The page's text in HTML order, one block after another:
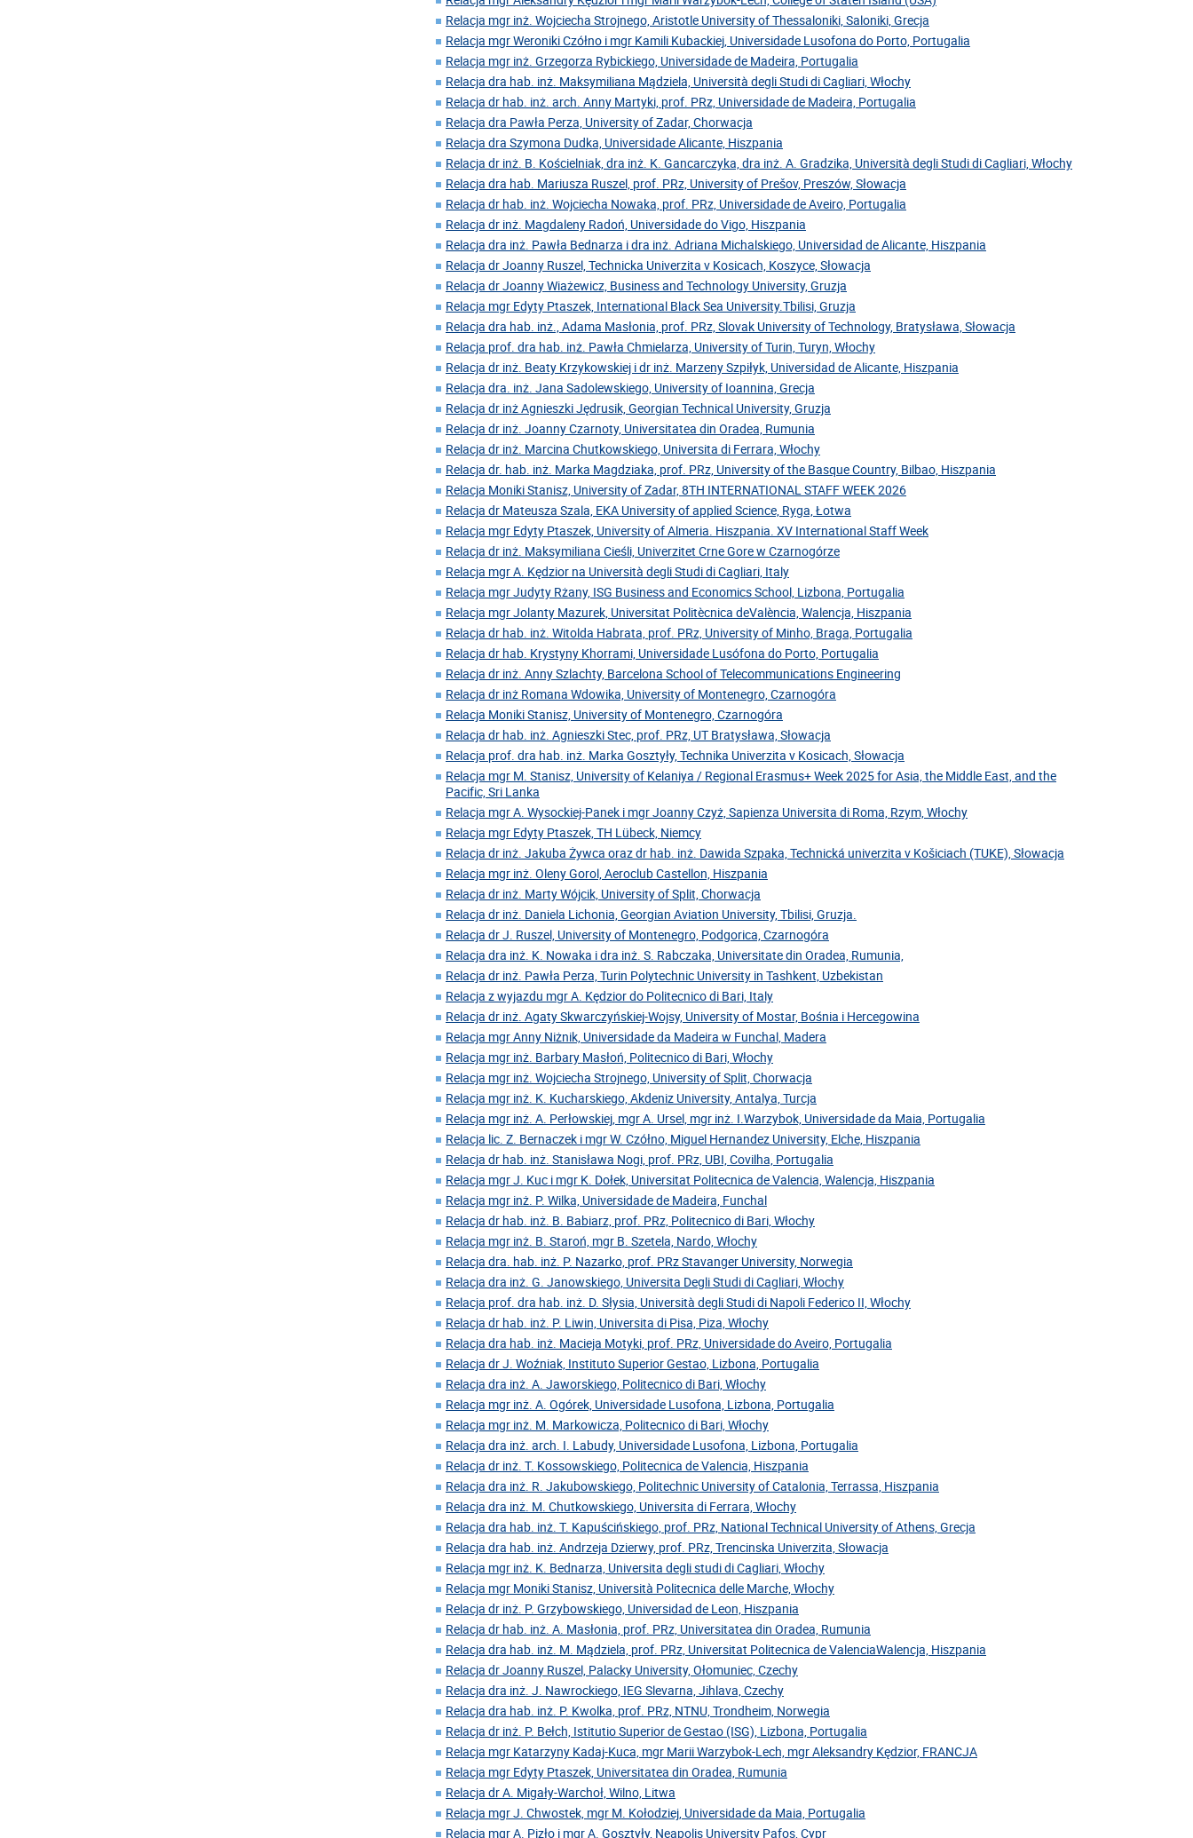
Relacja mgr inż. Wojciecha Strojnego, Aristotle University of Thessaloniki, Saloniki, Grecja
Relacja mgr Weroniki Czółno i mgr Kamili Kubackiej, Universidade Lusofona do Porto, Portugalia
Relacja mgr inż. Grzegorza Rybickiego, Universidade de Madeira, Portugalia
Relacja dra hab. inż. Maksymiliana Mądziela, Università degli Studi di Cagliari, Włochy
Relacja dr hab. inż. arch. Anny Martyki, prof. PRz, Universidade de Madeira, Portugalia
Relacja dra Pawła Perza, University of Zadar, Chorwacja
Relacja dra Szymona Dudka, Universidade Alicante, Hiszpania
Relacja dr inż. B. Kościelniak, dra inż. K. Gancarczyka, dra inż. A. Gradzika, Università degli Studi di Cagliari, Włochy
Relacja dra hab. Mariusza Ruszel, prof. PRz, University of Prešov, Preszów, Słowacja
Relacja dr hab. inż. Wojciecha Nowaka, prof. PRz, Universidade de Aveiro, Portugalia
Relacja dr inż. Magdaleny Radoń, Universidade do Vigo, Hiszpania
Relacja dra inż. Pawła Bednarza i dra inż. Adriana Michalskiego, Universidad de Alicante, Hiszpania
Relacja dr Joanny Ruszel, Technicka Univerzita v Kosicach, Koszyce, Słowacja
Relacja dr Joanny Wiażewicz, Business and Technology University, Gruzja
Relacja mgr Edyty Ptaszek, International Black Sea University.Tbilisi, Gruzja
Relacja dra hab. inż., Adama Masłonia, prof. PRz, Slovak University of Technology, Bratysława, Słowacja
Relacja prof. dra hab. inż. Pawła Chmielarza, University of Turin, Turyn, Włochy
Relacja dr inż. Beaty Krzykowskiej i dr inż. Marzeny Szpiłyk, Universidad de Alicante, Hiszpania
Relacja dra. inż. Jana Sadolewskiego, University of Ioannina, Grecja
Relacja dr inż Agnieszki Jędrusik, Georgian Technical University, Gruzja
Relacja dr inż. Joanny Czarnoty, Universitatea din Oradea, Rumunia
Relacja dr inż. Marcina Chutkowskiego, Universita di Ferrara, Włochy
Relacja dr. hab. inż. Marka Magdziaka, prof. PRz, University of the Basque Country, Bilbao, Hiszpania
Relacja Moniki Stanisz, University of Zadar, 8TH INTERNATIONAL STAFF WEEK 2026
Relacja dr Mateusza Szala, EKA University of applied Science, Ryga, Łotwa
Relacja mgr Edyty Ptaszek, University of Almeria. Hiszpania. XV International Staff Week
Relacja dr inż. Maksymiliana Cieśli, Univerzitet Crne Gore w Czarnogórze
Relacja mgr A. Kędzior na Università degli Studi di Cagliari, Italy
Relacja mgr Judyty Rżany, ISG Business and Economics School, Lizbona, Portugalia
Relacja mgr Jolanty Mazurek, Universitat Politècnica deValència, Walencja, Hiszpania
Relacja dr hab. inż. Witolda Habrata, prof. PRz, University of Minho, Braga, Portugalia
Relacja dr hab. Krystyny Khorrami, Universidade Lusófona do Porto, Portugalia
Relacja dr inż. Anny Szlachty, Barcelona School of Telecommunications Engineering
Relacja dr inż Romana Wdowika, University of Montenegro, Czarnogóra
Relacja Moniki Stanisz, University of Montenegro, Czarnogóra
Relacja dr hab. inż. Agnieszki Stec, prof. PRz, UT Bratysława, Słowacja
Relacja prof. dra hab. inż. Marka Gosztyły, Technika Univerzita v Kosicach, Słowacja
Relacja mgr M. Stanisz, University of Kelaniya / Regional Erasmus+ Week 2025 for Asia, the Middle East, and the
Pacific, Sri Lanka
Relacja mgr A. Wysockiej-Panek i mgr Joanny Czyż, Sapienza Universita di Roma, Rzym, Włochy
Relacja mgr Edyty Ptaszek, TH Lübeck, Niemcy
Relacja dr inż. Jakuba Żywca oraz dr hab. inż. Dawida Szpaka, Technická univerzita v Košiciach (TUKE), Słowacja
Relacja mgr inż. Oleny Gorol, Aeroclub Castellon, Hiszpania
Relacja dr inż. Marty Wójcik, University of Split, Chorwacja
Relacja dr inż. Daniela Lichonia, Georgian Aviation University, Tbilisi, Gruzja.
Relacja dr J. Ruszel, University of Montenegro, Podgorica, Czarnogóra
Relacja dra inż. K. Nowaka i dra inż. S. Rabczaka, Universitate din Oradea, Rumunia,
Relacja dr inż. Pawła Perza, Turin Polytechnic University in Tashkent, Uzbekistan
Relacja z wyjazdu mgr A. Kędzior do Politecnico di Bari, Italy
Relacja dr inż. Agaty Skwarczyńskiej-Wojsy, University of Mostar, Bośnia i Hercegowina
Relacja mgr Anny Niżnik, Universidade da Madeira w Funchal, Madera
Relacja mgr inż. Barbary Masłoń, Politecnico di Bari, Włochy
Relacja mgr inż. Wojciecha Strojnego, University of Split, Chorwacja
Relacja mgr inż. K. Kucharskiego, Akdeniz University, Antalya, Turcja
Relacja mgr inż. A. Perłowskiej, mgr A. Ursel, mgr inż. I.Warzybok, Universidade da Maia, Portugalia
Relacja lic. Z. Bernaczek i mgr W. Czółno, Miguel Hernandez University, Elche, Hiszpania
Relacja dr hab. inż. Stanisława Nogi, prof. PRz, UBI, Covilha, Portugalia
Relacja mgr J. Kuc i mgr K. Dołek, Universitat Politecnica de Valencia, Walencja, Hiszpania
Relacja mgr inż. P. Wilka, Universidade de Madeira, Funchal
Relacja dr hab. inż. B. Babiarz, prof. PRz, Politecnico di Bari, Włochy
Relacja mgr inż. B. Staroń, mgr B. Szetela, Nardo, Włochy
Relacja dra. hab. inż. P. Nazarko, prof. PRz Stavanger University, Norwegia
Relacja dra inż. G. Janowskiego, Universita Degli Studi di Cagliari, Włochy
Relacja prof. dra hab. inż. D. Słysia, Università degli Studi di Napoli Federico II, Włochy
Relacja dr hab. inż. P. Liwin, Universita di Pisa, Piza, Włochy
Relacja dra hab. inż. Macieja Motyki, prof. PRz, Universidade do Aveiro, Portugalia
Relacja dr J. Woźniak, Instituto Superior Gestao, Lizbona, Portugalia
Relacja dra inż. A. Jaworskiego, Politecnico di Bari, Włochy
Relacja mgr inż. A. Ogórek, Universidade Lusofona, Lizbona, Portugalia
Relacja mgr inż. M. Markowicza, Politecnico di Bari, Włochy
Relacja dra inż. arch. I. Labudy, Universidade Lusofona, Lizbona, Portugalia
Relacja dr inż. T. Kossowskiego, Politecnica de Valencia, Hiszpania
Relacja dra inż. R. Jakubowskiego, Politechnic University of Catalonia, Terrassa, Hiszpania
Relacja dra inż. M. Chutkowskiego, Universita di Ferrara, Włochy
Relacja dra hab. inż. T. Kapuścińskiego, prof. PRz, National Technical University of Athens, Grecja
Relacja dra hab. inż. Andrzeja Dzierwy, prof. PRz, Trencinska Univerzita, Słowacja
Relacja mgr inż. K. Bednarza, Universita degli studi di Cagliari, Włochy
Relacja mgr Moniki Stanisz, Università Politecnica delle Marche, Włochy
Relacja dr inż. P. Grzybowskiego, Universidad de Leon, Hiszpania
Relacja dr hab. inż. A. Masłonia, prof. PRz, Universitatea din Oradea, Rumunia
Relacja dra hab. inż. M. Mądziela, prof. PRz, Universitat Politecnica de ValenciaWalencja, Hiszpania
Relacja dr Joanny Ruszel, Palacky University, Ołomuniec, Czechy
Relacja dra inż. J. Nawrockiego, IEG Slevarna, Jihlava, Czechy
Relacja dra hab. inż. P. Kwolka, prof. PRz, NTNU, Trondheim, Norwegia
Relacja dr inż. P. Bełch, Istitutio Superior de Gestao (ISG), Lizbona, Portugalia
Relacja mgr Katarzyny Kadaj-Kuca, mgr Marii Warzybok-Lech, mgr Aleksandry Kędzior, FRANCJA
Relacja mgr Edyty Ptaszek, Universitatea din Oradea, Rumunia
Relacja dr A. Migały-Warchoł, Wilno, Litwa
Relacja mgr J. Chwostek, mgr M. Kołodziej, Universidade da Maia, Portugalia
Relacja mgr A. Pizło i mgr A. Gosztyły, Neapolis University Pafos, Cypr